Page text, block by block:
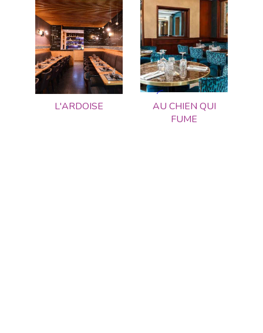
L'ARDOISE
AU CHIEN QUI
FUME